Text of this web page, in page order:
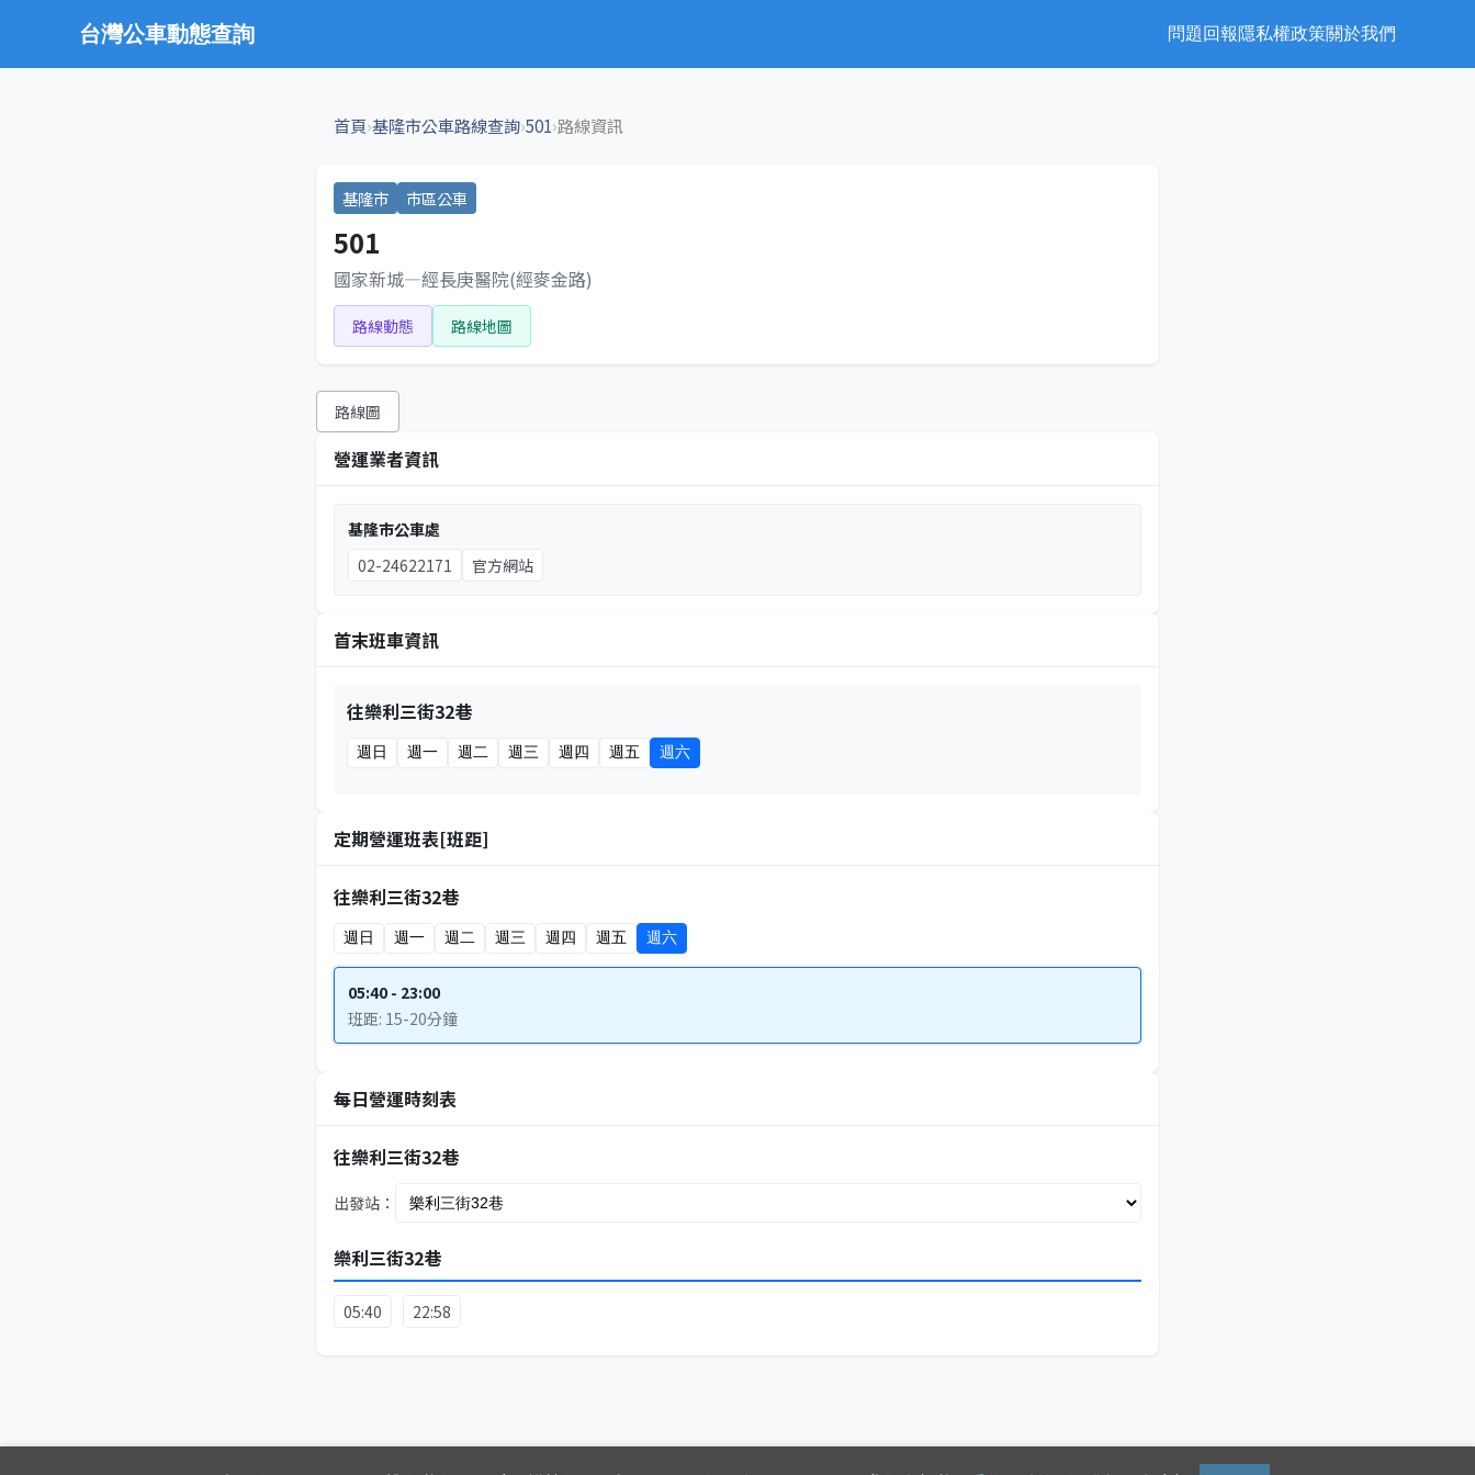
台灣公車動態查詢 問題回報隱私權政策關於我們
首頁›基隆市公車路線查詢›501›路線資訊
基隆市 市區公車
501
國家新城—經長庚醫院(經麥金路)
路線動態 路線地圖
路線圖
營運業者資訊
基隆市公車處
02-24622171
官方網站
首末班車資訊
往樂利三街32巷
週日 週一 週二 週三 週四 週五 週六
定期營運班表[班距]
往樂利三街32巷
週日 週一 週二 週三 週四 週五 週六
05:40 - 23:00
班距: 15-20分鐘
每日營運時刻表
往樂利三街32巷
出發站：
樂利三街32巷
05:40 22:58